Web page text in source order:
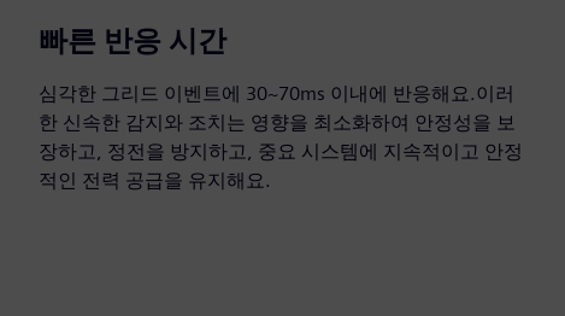
빠른 반응 시간
심각한 그리드 이벤트에 30~70ms 이내에 반응해요.이러
한 신속한 감지와 조치는 영향을 최소화하여 안정성을 보
장하고, 정전을 방지하고, 중요 시스템에 지속적이고 안정
적인 전력 공급을 유지해요.